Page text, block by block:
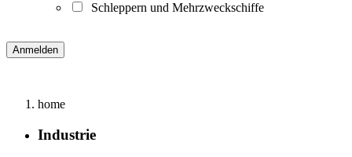
Schleppern und Mehrzweckschiffe
home
Industrie